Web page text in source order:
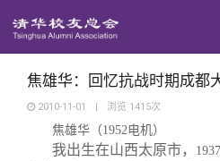
西南联大校友
义工计划
新媒体平台
青春风采
校友文苑
焦雄华：回忆抗战时期成都
2010-11-01 | 浏览 1415次
焦雄华（1952电机）
我出生在山西太原市， 1937